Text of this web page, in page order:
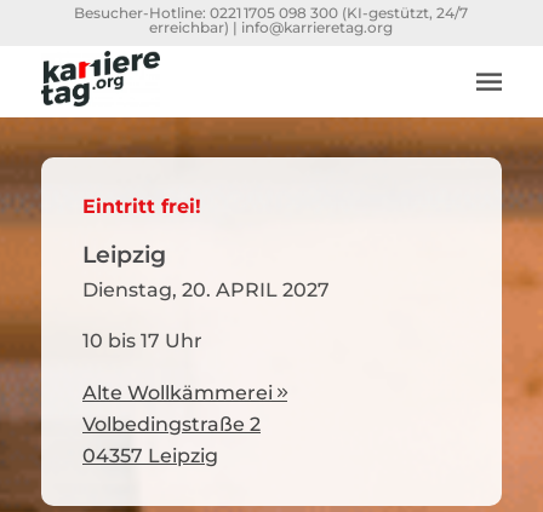
Besucher-Hotline:0221 1705 098 300 (KI-gestützt, 24/7
erreichbar) | info@karrieretag.org
Eintritt frei!
Leipzig
Dienstag, 20. APRIL 2027
10 bis 17 Uhr
Alte Wollkämmerei 
Volbedingstraße 2
04357 Leipzig